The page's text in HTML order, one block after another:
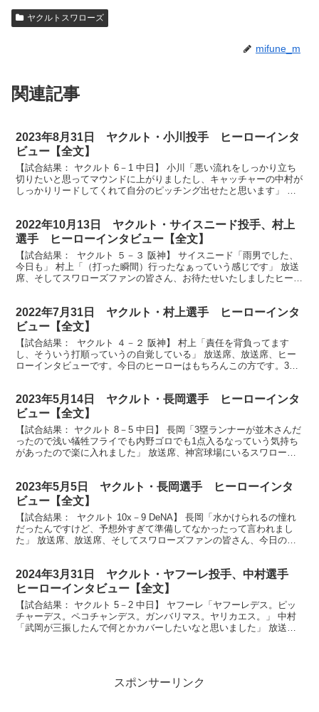
ヤクルトスワローズ
mifune_m
関連記事
2023年8月31日 ヤクルト・小川投手 ヒーローインタ
ビュー【全文】
【試合結果： ヤクルト 6－1 中日】 小川「悪い流れをしっかり立ち
切りたいと思ってマウンドに上がりましたし、キャッチャーの中村が
しっかりリードしてくれて自分のピッチング出せたと思います」 放
2022年10月13日 ヤクルト・サイスニード投手、村上
選手 ヒーローインタビュー【全文】
【試合結果： ヤクルト ５－３ 阪神】 サイスニード「雨男でした、
今日も」 村上「（打った瞬間）行ったなぁっていう感じです」 放送
席、そしてスワローズファンの皆さん、お待たせいたしましたヒーロ
2022年7月31日 ヤクルト・村上選手 ヒーローインタ
ビュー【全文】
【試合結果： ヤクルト ４－２ 阪神】 村上「責任を背負ってます
し、そういう打順っていうの自覚している」 放送席、放送席、ヒー
ローインタビューです。今日のヒーローはもちろんこの方です。3打
2023年5月14日 ヤクルト・長岡選手 ヒーローインタ
ビュー【全文】
【試合結果： ヤクルト 8－5 中日】 長岡「3塁ランナーが並木さんだ
ったので浅い犠牲フライでも内野ゴロでも1点入るなっていう気持ち
があったので楽に入れました」 放送席、神宮球場にいるスワローズ
2023年5月5日 ヤクルト・長岡選手 ヒーローインタ
ビュー【全文】
【試合結果： ヤクルト 10x－9 DeNA】 長岡「水かけられるの憧れ
だったんですけど、予想外すぎて準備してなかったって言われまし
た」 放送席、放送席、そしてスワローズファンの皆さん、今日のヒ
2024年3月31日 ヤクルト・ヤフーレ投手、中村選手
ヒーローインタビュー【全文】
【試合結果： ヤクルト 5－2 中日】 ヤフーレ「ヤフーレデス。ピッ
チャーデス。ペコチャンデス。ガンバリマス。ヤリカエス。」 中村
「武岡が三振したんで何とかカバーしたいなと思いました」 放送
スポンサーリンク